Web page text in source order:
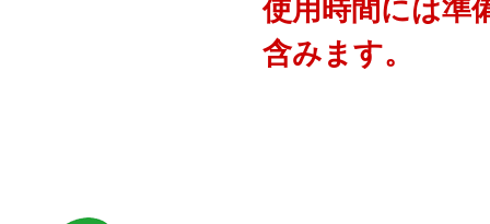
使用時間には準
含みます。